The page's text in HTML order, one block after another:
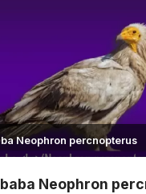
Neophron percnopterus
Neophron